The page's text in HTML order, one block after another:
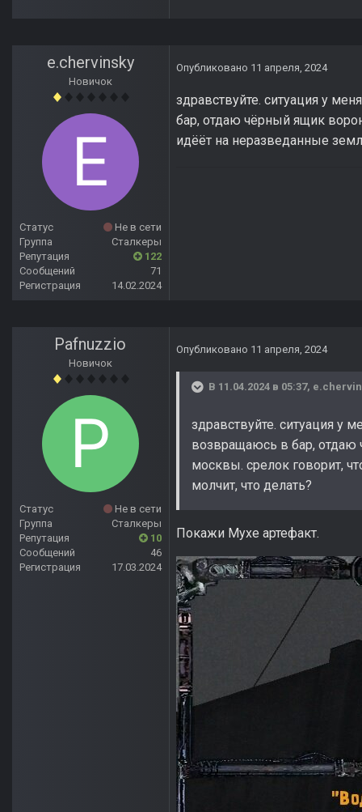
e.chervinsky
Новичок
Статус
Не в сети
Группа
Сталкеры
Репутация
122
Сообщений
71
Регистрация
14.02.2024
Опубликовано 11 апреля, 2024
здравствуйте. ситуация у
бар, отдаю чёрный ящик
идёёт на неразведанные
Pafnuzzio
Новичок
Статус
Не в сети
Группа
Сталкеры
Репутация
10
Сообщений
46
Регистрация
17.03.2024
Опубликовано 11 апреля, 2024
В 11.04.2024 в 05:37,
здравствуйте. ситуация у
возвращаюсь в бар, отдаю
москвы. срелок говорит,
молчит, что делать?
Покажи Мухе артефакт.